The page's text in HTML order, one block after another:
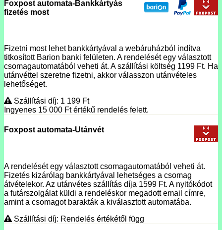
Foxpost automata-Bankkártyás
fizetés most
Fizetni most lehet bankkártyával a webáruházból indítva
titkosított Barion banki felületen. A rendelését egy választott
csomagautomatából veheti át. A szállítási költség 1199 Ft. Ha
utánvéttel szeretne fizetni, akkor válasszon utánvételes
lehetőséget.
Szállítási díj: 1 199 Ft
Ingyenes 15 000 Ftértékű rendelés felett.
Foxpost automata-Utánvét
A rendelését egy választott csomagautomatából veheti át.
Fizetés kizárólag bankkártyával lehetséges a csomag
átvételekor. Az utánvétes szállítás díja 1599 Ft. A nyitókódot
a futárszolgálat küldi a rendeléskor megadott email címre,
amint a csomagot barakták a kiválasztott automatába.
Szállítási díj: Rendelés értékétől függ